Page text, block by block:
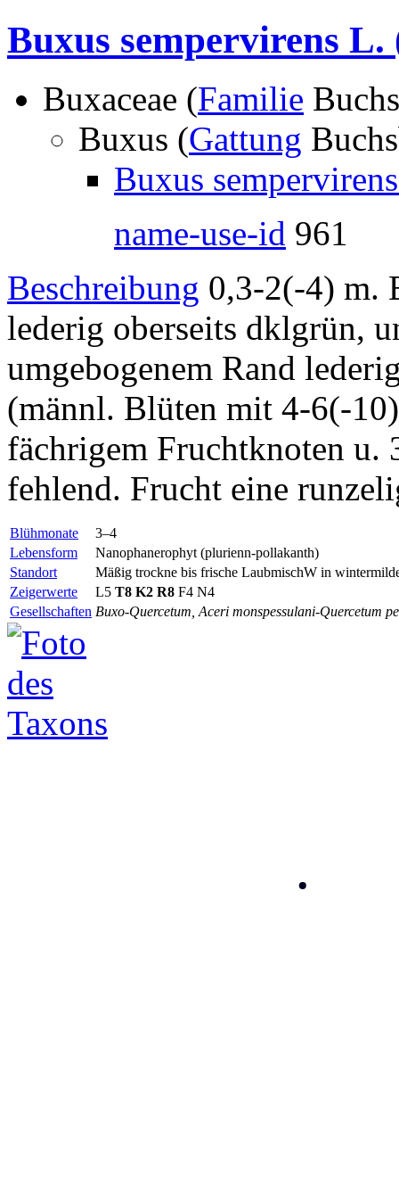
Buxus sempervirens L.
Buxaceae (Familie
Buxus (Gattung
Buxus
name-use-id 961
Beschreibung 0,3-2(-4) m.
lederig oberseits dklgrün,
umgebogenem Rand
(männl. Blüten mit 4-6(-
fächrigem Fruchtknoten
fehlend. Frucht eine
Blühmonate
3–4
Lebensform
Nanophanerophyt (plurienn-pollakanth)
Standort
Mäßig trockne bis frische LaubmischW in
Zeigerwerte
L5 T8 K2 R8 F4 N4
Gesellschaften Buxo-Quercetum, Aceri monspessulani-Quercetum